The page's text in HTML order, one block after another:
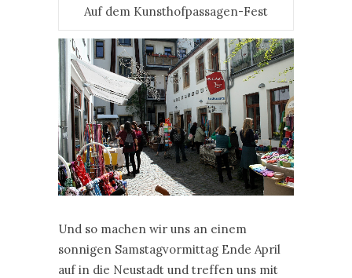
Auf dem Kunsthofpassagen-Fest
Und so machen wir uns an einem
sonnigen Samstagvormittag Ende April
auf in die Neustadt und treffen uns mit